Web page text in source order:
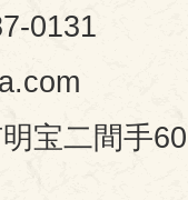
0131
宝二間手